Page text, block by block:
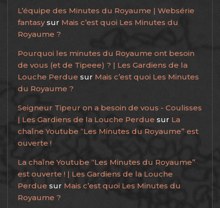
L’équipe des Minutes du Royaume | Websérie
fantasysur Mais c’est quoi Les Minutes du
Royaume ?
Pourquoi les minutes du Royaume ont besoin
de vous (et de Tipeee) ? | Les Gardiens de la
Louche Perdue sur Mais c’est quoi Les Minutes
du Royaume ?
Seigneur Tipeur on a besoin de vous - Coulisses
| Les Gardiens de la Louche Perdue sur La
chaîne Youtube “Les Minutes du Royaume” est
ouverte !
La chaîne Youtube “Les Minutes du Royaume”
est ouverte ! | Les Gardiens de la Louche
Perdue sur Mais c’est quoi Les Minutes du
Royaume ?